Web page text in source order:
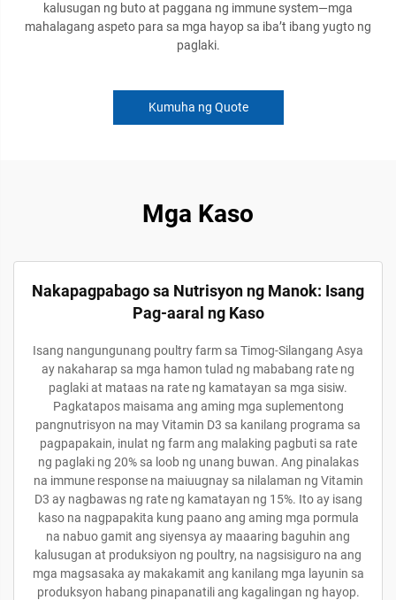
kalusugan ng buto at paggana ng immune system—mga
mahalagang aspeto para sa mga hayop sa iba’t ibang yugto ng
paglaki.
Kumuha ng Quote
Mga Kaso
Nakapagpabago sa Nutrisyon ng Manok: Isang
Pag-aaral ng Kaso
Isang nangungunang poultry farm sa Timog-Silangang Asya
ay nakaharap sa mga hamon tulad ng mababang rate ng
paglaki at mataas na rate ng kamatayan sa mga sisiw.
Pagkatapos maisama ang aming mga suplementong
pangnutrisyon na may Vitamin D3 sa kanilang programa sa
pagpapakain, inulat ng farm ang malaking pagbuti sa rate
ng paglaki ng 20% sa loob ng unang buwan. Ang pinalakas
na immune response na maiuugnay sa nilalaman ng Vitamin
D3 ay nagbawas ng rate ng kamatayan ng 15%. Ito ay isang
kaso na nagpapakita kung paano ang aming mga pormula
na nabuo gamit ang siyensya ay maaaring baguhin ang
kalusugan at produksiyon ng poultry, na nagsisiguro na ang
mga magsasaka ay makakamit ang kanilang mga layunin sa
produksyon habang pinapanatili ang kagalingan ng hayop.